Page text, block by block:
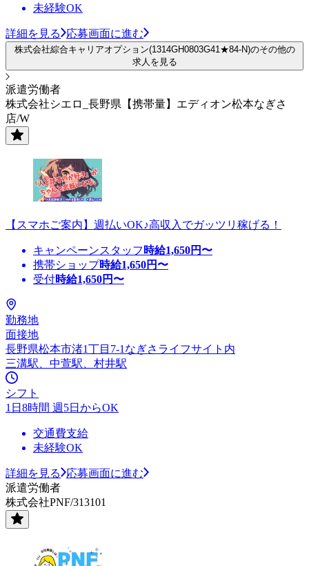
未経験OK
詳細を見る 応募画面に進む
株式会社綜合キャリアオプション(1314GH0803G41★84-N)のその他の
求人を見る
派遣労働者
株式会社シエロ_長野県【携帯量】エディオン松本なぎさ
店/W
【スマホご案内】週払いOK♪高収入でガッツリ稼げる！
キャンペーンスタッフ 時給1,650円〜
携帯ショップ時給1,650円〜
受付時給1,650円〜
勤務地
面接地
長野県松本市渚1丁目7-1なぎさライフサイト内
三溝駅、中萱駅、村井駅
シフト
1日8時間 週5日からOK
交通費支給
未経験OK
詳細を見る
応募画面に進む
派遣労働者
株式会社PNF/313101